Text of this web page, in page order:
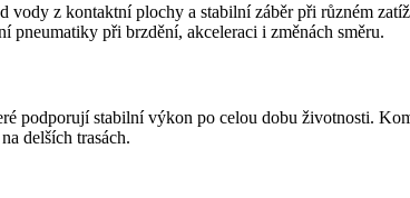
vody z kontaktní plochy a stabilní záběr při různém
pneumatiky při brzdění, akceleraci i změnách směru.
podporují stabilní výkon po celou dobu životnosti.
delších trasách.